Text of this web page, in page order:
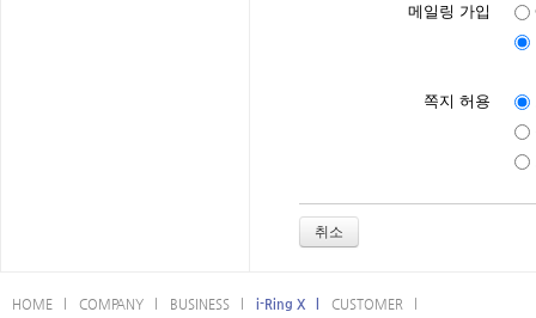
메일링 가입
쪽지 허용
취소
HOME l COMPANY l BUSINESS l i-Ring X l CUSTOMER l